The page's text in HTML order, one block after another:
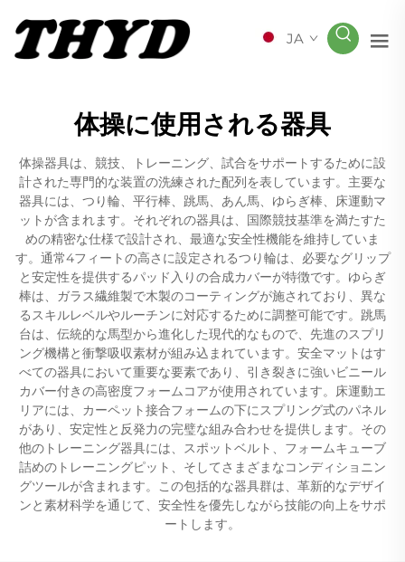
JA
体操に使用される器具
体操器具は、競技、トレーニング、試合をサポートするために設
計された専門的な装置の洗練された配列を表しています。主要な
器具には、つり輪、平行棒、跳馬、あん馬、ゆらぎ棒、床運動マ
ットが含まれます。それぞれの器具は、国際競技基準を満たすた
めの精密な仕様で設計され、最適な安全性機能を維持していま
す。通常4フィートの高さに設定されるつり輪は、必要なグリップ
と安定性を提供するパッド入りの合成カバーが特徴です。ゆらぎ
棒は、ガラス繊維製で木製のコーティングが施されており、異な
るスキルレベルやルーチンに対応するために調整可能です。跳馬
台は、伝統的な馬型から進化した現代的なもので、先進のスプリ
ング機構と衝撃吸収素材が組み込まれています。安全マットはす
べての器具において重要な要素であり、引き裂きに強いビニール
カバー付きの高密度フォームコアが使用されています。床運動エ
リアには、カーペット接合フォームの下にスプリング式のパネル
があり、安定性と反発力の完璧な組み合わせを提供します。その
他のトレーニング器具には、スポットベルト、フォームキューブ
詰めのトレーニングピット、そしてさまざまなコンディショニン
グツールが含まれます。この包括的な器具群は、革新的なデザイ
ンと素材科学を通じて、安全性を優先しながら技能の向上をサポ
ートします。